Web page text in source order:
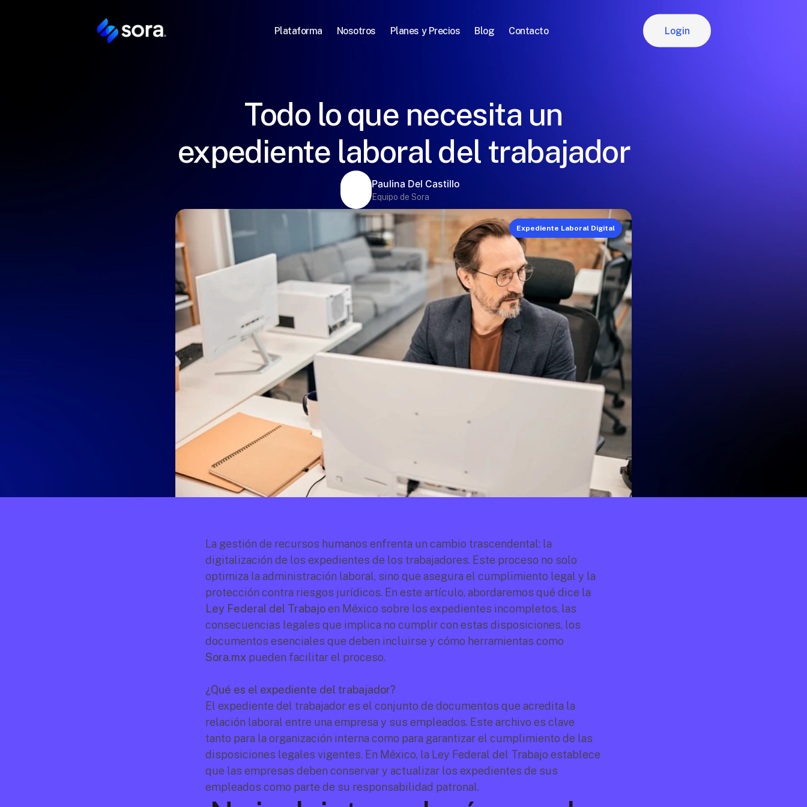
Plataforma Nosotros Planes y Precios Blog Contacto Login
Todo lo que necesita un
expediente laboral del trabajador
Paulina Del Castillo
Equipo de Sora
Expediente Laboral Digital
La gestión de recursos humanos enfrenta un cambio trascendental: la
digitalización de los expedientes de los trabajadores. Este proceso no solo
optimiza la administración laboral, sino que asegura el cumplimiento legal y la
Ley Federal del Trabajo en México sobre los expedientes incompletos, las
consecuencias legales que implica no cumplir con estas disposiciones, los
Sora.mx pueden facilitar el proceso.
¿Qué es el expediente del trabajador?
El expediente del trabajador es el conjunto de documentos que acredita la
relación laboral entre una empresa y sus empleados. Este archivo es clave
tanto para la organización interna como para garantizar el cumplimiento de las
disposiciones legales vigentes. En México, la Ley Federal del Trabajo establece
que las empresas deben conservar y actualizar los expedientes de sus
empleados como parte de su responsabilidad patronal.